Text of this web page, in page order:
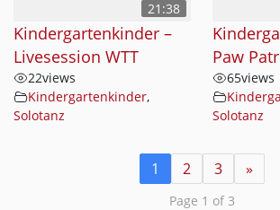
21:38
Kindergartenkinder –
Livesession WTT
22views
Kindergartenkinder,
Solotanz
Paw
65views
Solotanz
1 2 3 »
Page 1 of 3